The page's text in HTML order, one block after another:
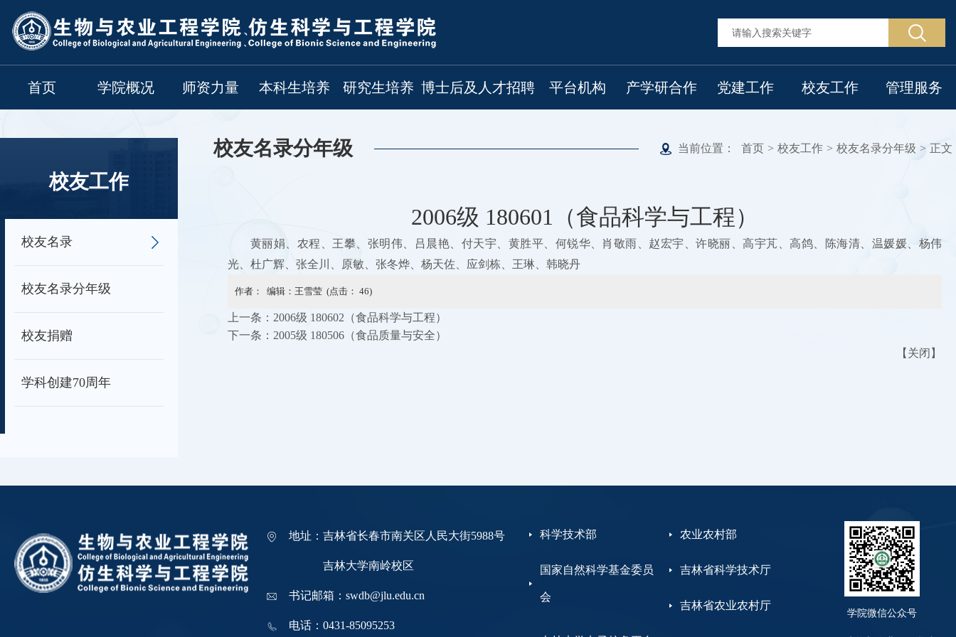
首页 学院概况 师资力量 本科生培养 研究生培养 博士后及人才招聘 平台机构 产学研合作 党建工作 校友工作 管理服务
校友工作
校友名录
校友名录分年级
校友捐赠
学科创建70周年
校友名录分年级 当前位置： 首页 > 校友工作 > 校友名录分年级 > 正文
2006级 180601（食品科学与工程）
黄丽娟、农程、王攀、张明伟、吕晨艳、付天宇、黄胜平、何锐华、肖敬雨、赵宏宇、许晓丽、高宇芃、高鸽、陈海清、温媛媛、杨伟
光、杜广辉、张全川、原敏、张冬烨、杨天佐、应剑栋、王琳、韩晓丹
作者： 编辑：王雪莹 (点击： 46)
上一条： 2006级 180602（食品科学与工程）
下一条： 2005级 180506（食品质量与安全）
【 关闭 】
地址：吉林省长春市南关区人民大街5988号
吉林大学南岭校区
书记邮箱：swdb@jlu.edu.cn
电话：0431-85095253
科学技术部 农业农村部
国家自然科学基金委员
会
吉林省科学技术厅
吉林省农业农村厅
学院微信公众号